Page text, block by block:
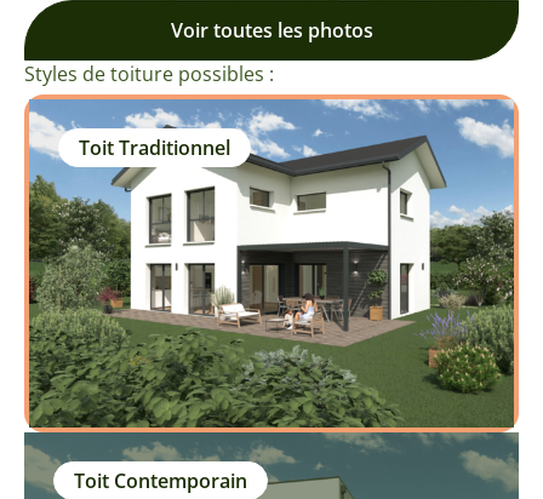
Voir toutes les photos
Styles de toiture possibles :
Toit Traditionnel
Toit Contemporain